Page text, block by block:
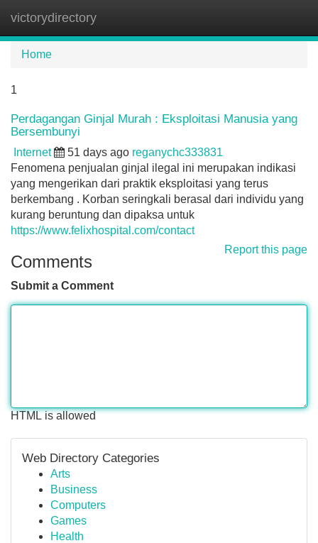
victorydirectory
Home
1
Perdagangan Ginjal Murah : Eksploitasi Manusia yang
Bersembunyi
Internet 51 days ago reganychc333831
Fenomena penjualan ginjal ilegal ini merupakan indikasi
yang mengerikan dari praktik eksploitasi yang terus
berkembang . Korban seringkali berasal dari individu yang
kurang beruntung dan dipaksa untuk
https://www.felixhospital.com/contact
Report this page
Comments
Submit a Comment
HTML is allowed
Web Directory Categories
Arts
Business
Computers
Games
Health